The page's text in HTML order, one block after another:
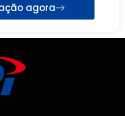
agora